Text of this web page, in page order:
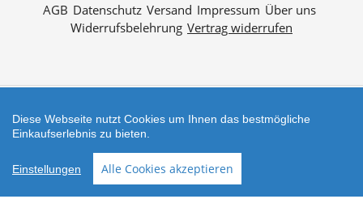
AGB Datenschutz Versand Impressum Über uns
Widerrufsbelehrung Vertrag widerrufen
Zahlungsarten
Shop erstellt mit
VersaCommerce.
Besuche uns auch auf lieber-
lokal.de
Diese Webseite nutzt Cookies um Ihnen das bestmögliche
Einkaufserlebnis zu bieten.
Einstellungen Alle Cookies akzeptieren